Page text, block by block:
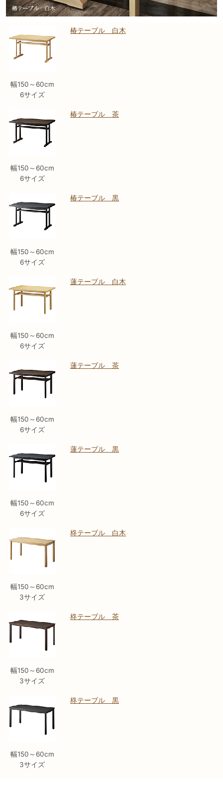
幅150～60cm
6サイズ
椿テーブル 白木
幅150～60cm
6サイズ
椿テーブル 茶
幅150～60cm
6サイズ
椿テーブル 黒
幅150～60cm
6サイズ
蓮テーブル 白木
幅150～60cm
6サイズ
蓮テーブル 茶
幅150～60cm
6サイズ
蓮テーブル 黒
幅150～60cm
3サイズ
柊テーブル 白木
幅150～60cm
3サイズ
柊テーブル 茶
幅150～60cm
3サイズ
柊テーブル 黒